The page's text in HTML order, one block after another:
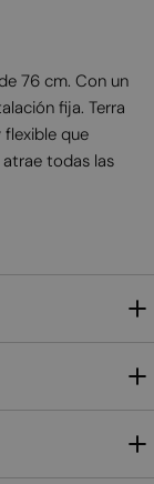
76 cm. Con un
fija. Terra
que
todas las